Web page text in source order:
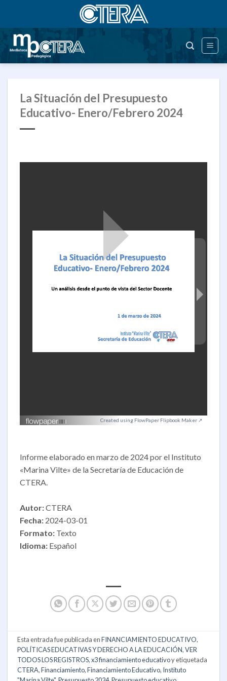
contenido
La Situación del Presupuesto
Educativo- Enero/Febrero 2024
Created using FlowPaper Flipbook Maker ↗
Informe elaborado en marzo de 2024 por el Instituto
«Marina Vilte» de la Secretaría de Educación de
CTERA.
Autor:CTERA
Fecha: 2024-03-01
Formato: Texto
Idioma: Español
Esta entrada fue publicada enFINANCIAMIENTO EDUCATIVO,
POLÍTICAS EDUCATIVAS Y DERECHO A LA EDUCACIÓN,VER
TODOS LOS REGISTROS,x3 financiamiento educativoy etiquetada
CTERA,Financiamiento,Financiamiento Educativo, Instituto